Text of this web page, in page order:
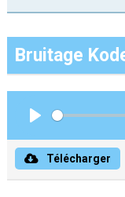
Bruitage
Télécharger